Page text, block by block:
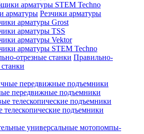
арматуры STEM Techno
Резчики арматуры
арматуры Grost
арматуры TSS
арматуры Vektor
арматуры STEM Techno
Правильно-
передвижные подъемники
телескопические подъемники